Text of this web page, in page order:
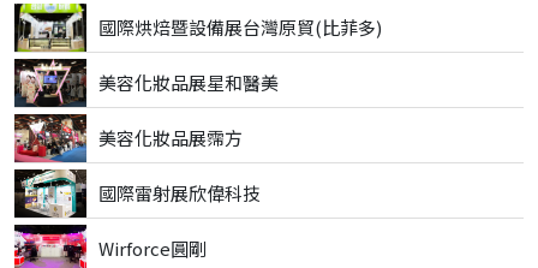
國際烘焙暨設備展台灣原貿(比菲多)
美容化妝品展星和醫美
美容化妝品展霈方
國際雷射展欣偉科技
Wirforce圓剛